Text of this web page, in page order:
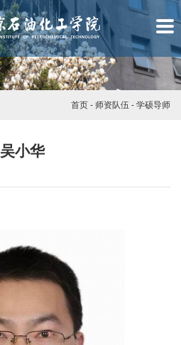
首页 - 师资队伍 - 学硕导师
吴小华